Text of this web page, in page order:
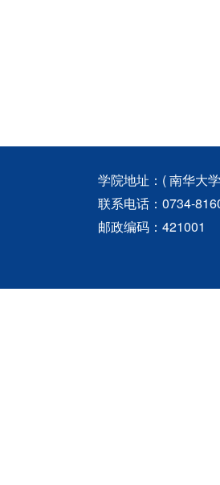
学院地址：( 南华大
联系电话：0734-
邮政编码：421001